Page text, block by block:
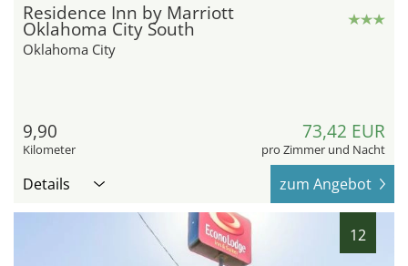
Residence Inn by Marriott
Oklahoma City South
Oklahoma City
9,90
Kilometer
73,42 EUR
pro Zimmer und Nacht
Details zum Angebot
12